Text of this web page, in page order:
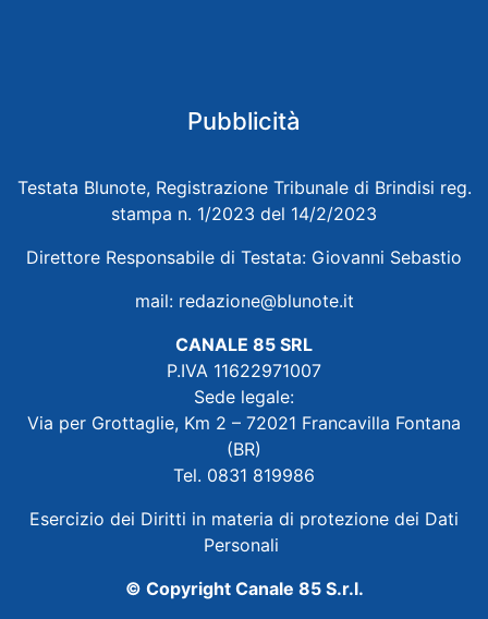
Pubblicità
Testata Blunote, Registrazione Tribunale di Brindisi reg.
stampa n. 1/2023 del 14/2/2023
Direttore Responsabile di Testata: Giovanni Sebastio
mail: redazione@blunote.it
CANALE 85 SRL
P.IVA 11622971007
Sede legale:
Via per Grottaglie, Km 2 – 72021 Francavilla Fontana
(BR)
Tel. 0831 819986
Esercizio dei Diritti in materia di protezione dei Dati
Personali
© Copyright Canale 85 S.r.l.